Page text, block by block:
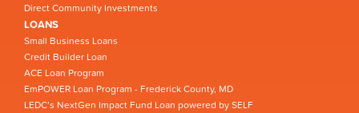
Direct Community Investments
LOANS
Small Business Loans
Credit Builder Loan
ACE Loan Program
EmPOWER Loan Program - Frederick County, MD
LEDC’s NextGen Impact Fund Loan powered by SELF